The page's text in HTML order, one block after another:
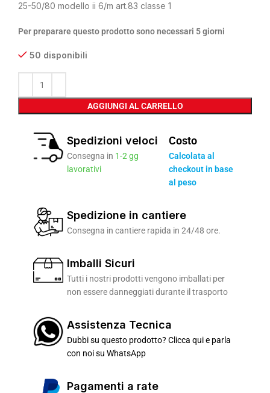
25-50/80 modello ii 6/m art.83 classe 1
Per preparare questo prodotto sono necessari 5 giorni
50 disponibili
AGGIUNGI AL CARRELLO
Spedizioni veloci
Consegna in 1-2 gg
lavorativi
Costo
Calcolata al
checkout in base
al peso
Spedizione in cantiere
Consegna in cantiere rapida in 24/48 ore.
Imballi Sicuri
Tutti i nostri prodotti vengono imballati per
non essere danneggiati durante il trasporto
Assistenza Tecnica
Dubbi su questo prodotto? Clicca qui e parla
con noi su WhatsApp
Pagamenti a rate